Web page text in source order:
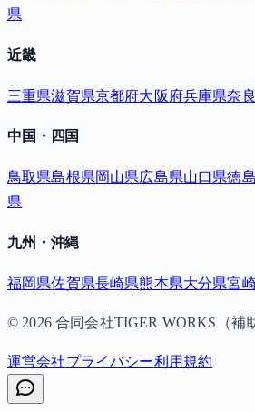
県
近畿
三重県滋賀県京都府大阪府兵庫県奈
中国・四国
鳥取県島根県岡山県広島県山口県徳
県
九州・沖縄
福岡県佐賀県長崎県熊本県大分県宮
© 2026合同会社TIGER WORKS（補
運営会社プライバシー利用規約